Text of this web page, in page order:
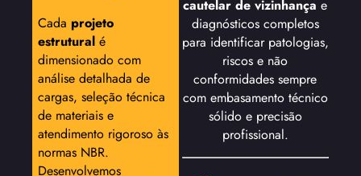
Cada projeto
estrutural é
dimensionado com
análise detalhada de
cargas, seleção técnica
de materiais e
atendimento rigoroso às
normas NBR.
Desenvolvemos
cautelar de vizinhança e
diagnósticos completos
para identificar patologias,
riscos e não
conformidades sempre
com embasamento técnico
sólido e precisão
profissional.